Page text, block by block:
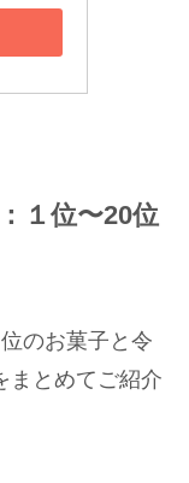
１位〜20位
のお菓子と令
まとめてご紹介